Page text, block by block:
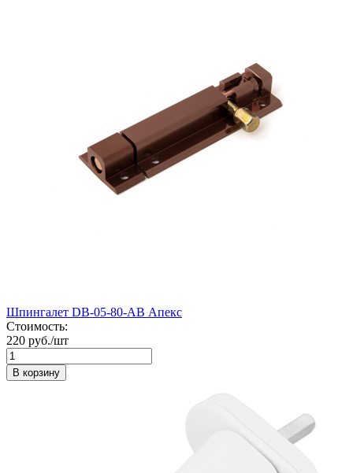
Шпингалет DB-05-80-AB Апекс
Стоимость:
220 руб./шт
В корзину